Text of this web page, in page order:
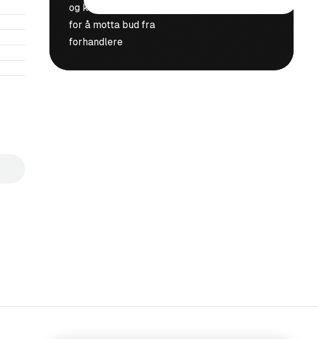
og kilometerstand
for å motta bud fra
forhandlere